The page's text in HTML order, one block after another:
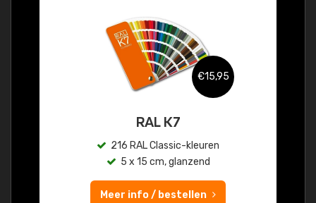
€15,95
RAL K7
216 RAL Classic-kleuren
5 x 15 cm, glanzend
Meer info / bestellen